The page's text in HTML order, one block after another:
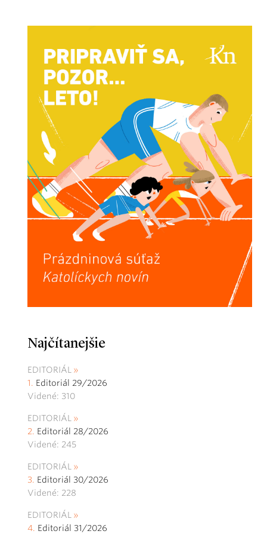
Najčítanejšie
EDITORIÁL
Editoriál 29/2026
Videné: 310
EDITORIÁL
Editoriál 28/2026
Videné: 245
EDITORIÁL
Editoriál 30/2026
Videné: 228
EDITORIÁL
Editoriál 31/2026